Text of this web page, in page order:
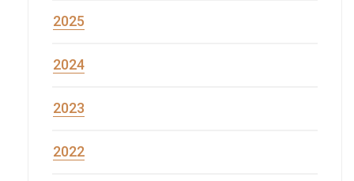
2025
2024
2023
2022